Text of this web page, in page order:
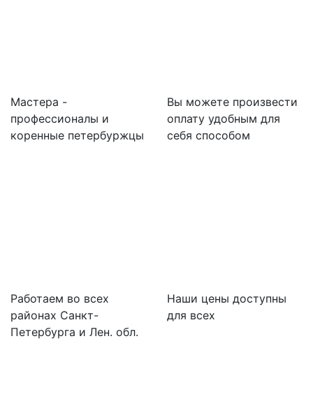
Мастера -
профессионалы и
коренные петербуржцы
Вы можете произвести
оплату удобным для
себя способом
Работаем во всех
районах Санкт-
Петербурга и Лен. обл.
Наши цены доступны
для всех